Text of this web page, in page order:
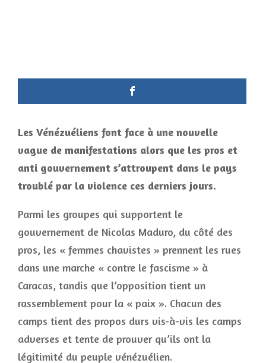
Les Vénézuéliens font face à une nouvelle
vague de manifestations alors que les pros et
anti gouvernement s’attroupent dans le pays
troublé par la violence ces derniers jours.
Parmi les groupes qui supportent le
gouvernement de Nicolas Maduro, du côté des
pros, les « femmes chavistes » prennent les rues
dans une marche « contre le fascisme » à
Caracas, tandis que l’opposition tient un
rassemblement pour la « paix ». Chacun des
camps tient des propos durs vis-à-vis les camps
adverses et tente de prouver qu’ils ont la
légitimité du peuple vénézuélien.